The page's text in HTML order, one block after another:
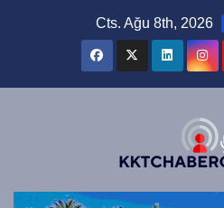
Cts. Ağu 8th, 2026